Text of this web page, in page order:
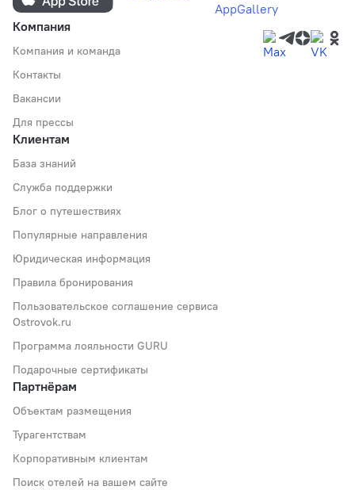
Компания
Компания и команда
Контакты
Вакансии
Для прессы
Клиентам
База знаний
Служба поддержки
Блог о путешествиях
Популярные направления
Юридическая информация
Правила бронирования
Пользовательское соглашение сервиса
Ostrovok.ru
Программа лояльности GURU
Подарочные сертификаты
Партнёрам
Объектам размещения
Турагентствам
Корпоративным клиентам
Поиск отелей на вашем сайте